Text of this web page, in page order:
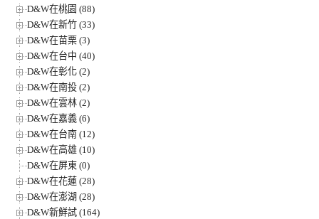
D&W在桃園 (88)
D&W在新竹 (33)
D&W在苗栗 (3)
D&W在台中 (40)
D&W在彰化 (2)
D&W在南投 (2)
D&W在雲林 (2)
D&W在嘉義 (6)
D&W在台南 (12)
D&W在高雄 (10)
D&W在屏東 (0)
D&W在花蓮 (28)
D&W在澎湖 (28)
D&W新鮮試 (164)